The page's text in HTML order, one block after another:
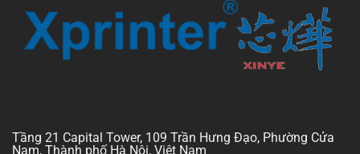
Tầng 21 Capital Tower, 109 Trần Hưng Đạo, Phường Cửa
Nam, Thành phố Hà Nội, Việt Nam